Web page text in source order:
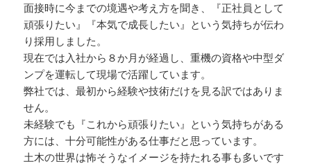
面接時に今までの境遇や考え方を聞き、『正社員として
頑張りたい』『本気で成長したい』という気持ちが伝わ
り採用しました。
現在では入社から８か月が経過し、重機の資格や中型ダ
ンプを運転して現場で活躍しています。
弊社では、最初から経験や技術だけを見る訳ではありま
せん。
未経験でも『これから頑張りたい』という気持ちがある
方には、十分可能性がある仕事だと思っています。
土木の世界は怖そうなイメージを持たれる事も多いです